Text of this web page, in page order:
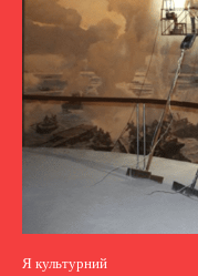
Я культурний